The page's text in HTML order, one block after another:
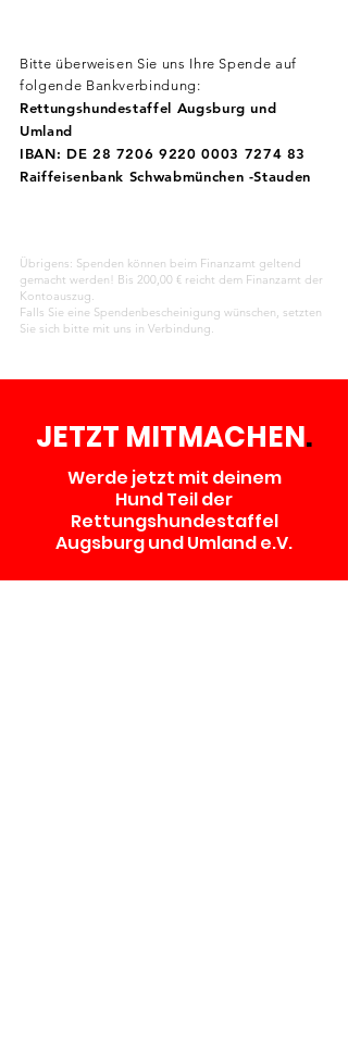
Bitte überweisen Sie uns Ihre Spende auf
folgende Bankverbindung:
Rettungshundestaffel Augsburg und
Umland
IBAN: DE 28 7206 9220 0003 7274 83
Raiffeisenbank Schwabmünchen -Stauden
Übrigens: Spenden können beim Finanzamt geltend
gemacht werden! Bis 200,00 € reicht dem Finanzamt der
Kontoauszug.
Falls Sie eine Spendenbescheinigung wünschen, setzten
Sie sich bitte mit uns in Verbindung.
JETZT MITMACHEN.
Werde jetzt mit deinem
HundTeil der
Rettungshundestaffel
Augsburg und Umland e.V.